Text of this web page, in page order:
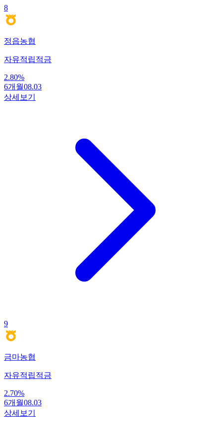
8
정읍농협
자유적립적금
2.80%
6개월08.03
상세보기
9
금마농협
자유적립적금
2.70%
6개월08.03
상세보기